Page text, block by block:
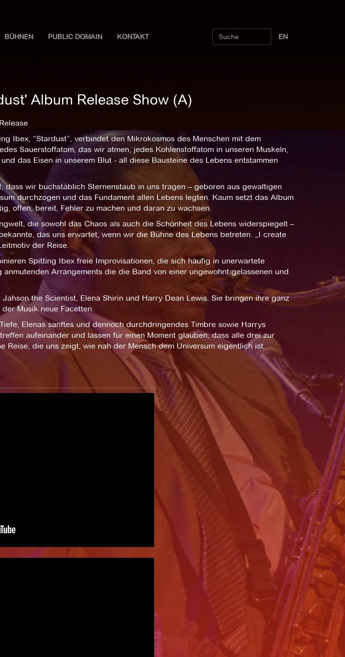
BÜHNEN PUBLIC DOMAIN KONTAKT EN
Album Release Show (A)
Ibex, “Stardust”, verbindet den Mikrokosmos des Menschen mit dem
Sauerstoffatom, das wir atmen, jedes Kohlenstoffatom in unseren Muskeln,
das Eisen in unserem Blut - all diese Bausteine des Lebens entstammen
dass wir buchstäblich Sternenstaub in uns tragen – geboren aus gewaltigen
durchzogen und das Fundament allen Lebens legten. Kaum setzt das Album
offen, bereit, Fehler zu machen und daran zu wachsen.
die sowohl das Chaos als auch die Schönheit des Lebens widerspiegelt –
das uns erwartet, wenn wir die Bühne des Lebens betreten. „I create
der Reise.
Spitting Ibex freie Improvisationen, die sich häufig in unerwartete
Arrangements die die Band von einer ungewohnt gelassenen und
the Scientist, Elena Shirin und Harry Dean Lewis. Sie bringen ihre ganz
Musik neue Facetten.
Elenas sanftes und dennoch durchdringendes Timbre sowie Harrys
aufeinander und lassen für einen Moment glauben, dass alle drei zur
Reise, die uns zeigt, wie nah der Mensch dem Universum eigentlich ist.